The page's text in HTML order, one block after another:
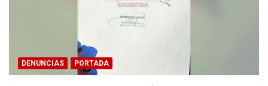
DENUNCIAS PORTADA